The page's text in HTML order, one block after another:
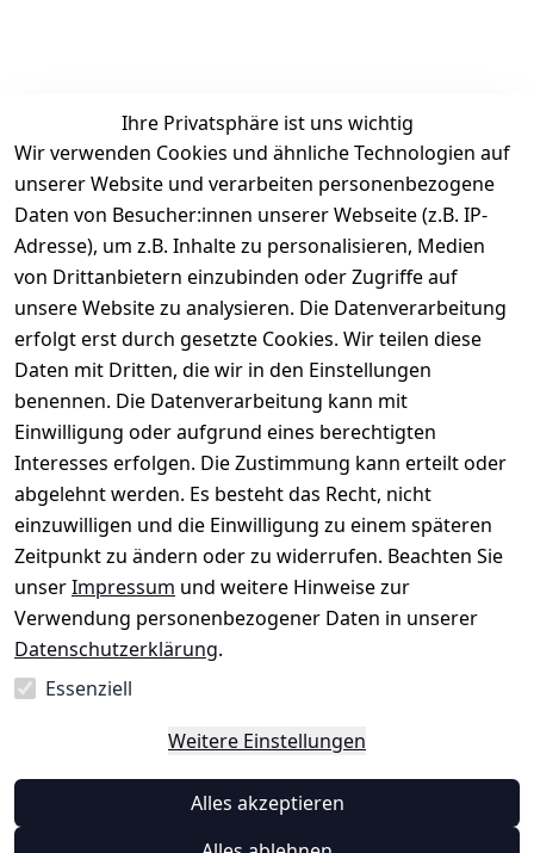
Ihre Privatsphäre ist uns wichtig
Wir verwenden Cookies und ähnliche Technologien auf
unserer Website und verarbeiten personenbezogene
Daten von Besucher:innen unserer Webseite (z.B. IP-
Adresse), um z.B. Inhalte zu personalisieren, Medien
von Drittanbietern einzubinden oder Zugriffe auf
unsere Website zu analysieren. Die Datenverarbeitung
erfolgt erst durch gesetzte Cookies. Wir teilen diese
Daten mit Dritten, die wir in den Einstellungen
benennen. Die Datenverarbeitung kann mit
Einwilligung oder aufgrund eines berechtigten
Interesses erfolgen. Die Zustimmung kann erteilt oder
abgelehnt werden. Es besteht das Recht, nicht
einzuwilligen und die Einwilligung zu einem späteren
Zeitpunkt zu ändern oder zu widerrufen. Beachten Sie
unserImpressum und weitere Hinweise zur
Verwendung personenbezogener Daten in unserer
Datenschutzerklärung.
Essenziell
Weitere Einstellungen
Alles akzeptieren
Rechtliches
AGB
Impressum
Datenschutze
rklärung
Barrierefreihe
itserklärung
Widerrufsrec
ht
Service
Kontakt
Registrieren
Rechnungska
Kontakt
↺ 30 Tage
Widerrufsre
cht
Informatio
nen
Retourenlage
r: Eichenallee
3, 06184
Kabelsketal
Telefon: +49
1512 6260858
E-Mail:
info@konsyst
em.de
Blog und
Wissensdaten
bank
Über uns
★★★★☆
Top-Verkäufer
★★★★★
Bewertungen
Über 228.000